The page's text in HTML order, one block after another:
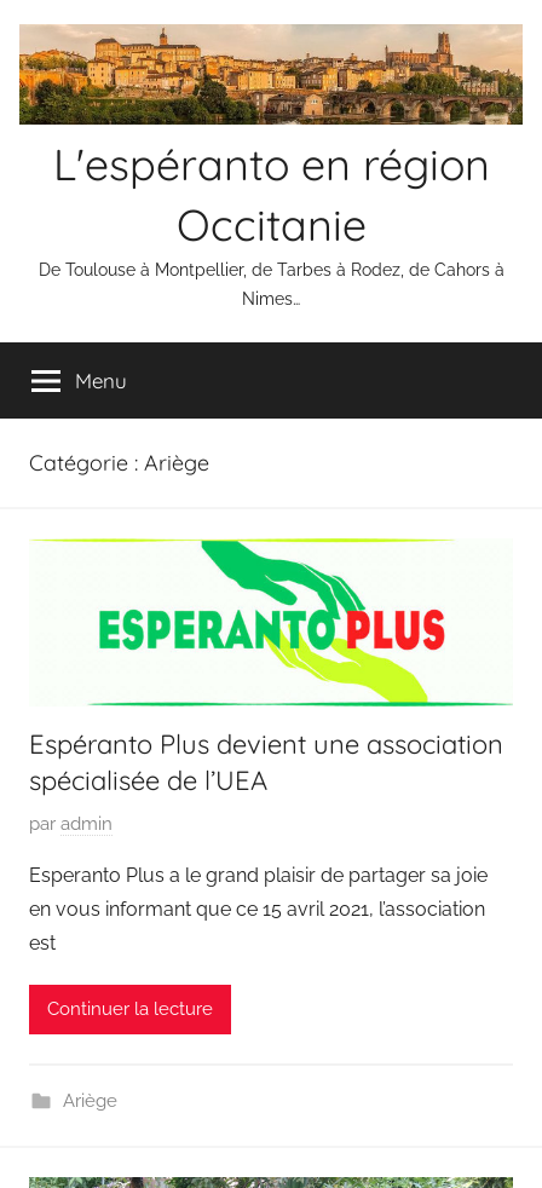
au
contenu
L'espéranto en région
Occitanie
De Toulouse à Montpellier, de Tarbes à Rodez, de Cahors à
Nimes…
Menu
Catégorie : Ariège
Espéranto Plus devient une association
spécialisée de l’UEA
P
b
l
i
é
8
par admin
Esperanto Plus a le grand plaisir de partager sa joie
en vous informant que ce 15 avril 2021, l’association
est
Continuer la lecture
Ariège